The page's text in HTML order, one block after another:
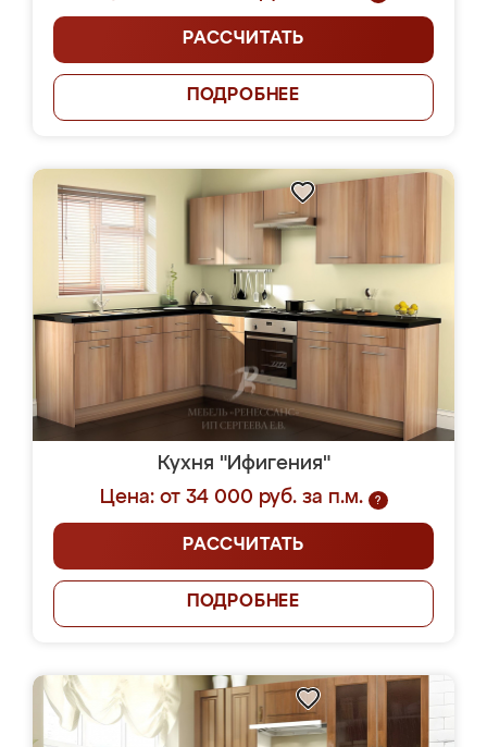
РАССЧИТАТЬ
ПОДРОБНЕЕ
Кухня "Ифигения"
Цена: от 34 000 руб. за п.м.
?
РАССЧИТАТЬ
ПОДРОБНЕЕ